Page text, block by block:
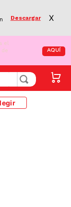
Descargar X
el
AQUÍ